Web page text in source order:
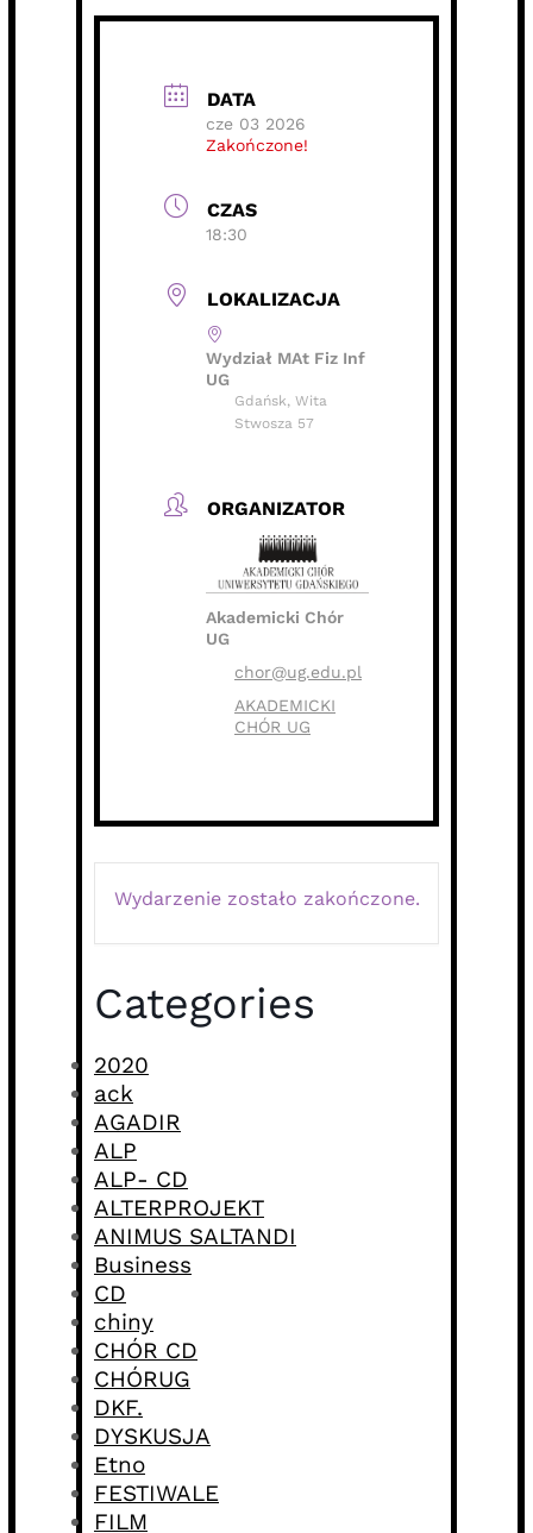
DATA
cze 03 2026
Zakończone!
CZAS
18:30
LOKALIZACJA
Wydział MAt Fiz Inf
UG
Gdańsk, Wita
Stwosza 57
ORGANIZATOR
Akademicki Chór
UG
chor@ug.edu.pl
AKADEMICKI
CHÓR UG
Wydarzenie zostało zakończone.
Categories
2020
ack
AGADIR
ALP
ALP- CD
ALTERPROJEKT
ANIMUS SALTANDI
Business
CD
chiny
CHÓR CD
CHÓRUG
DKF.
DYSKUSJA
Etno
FESTIWALE
FILM